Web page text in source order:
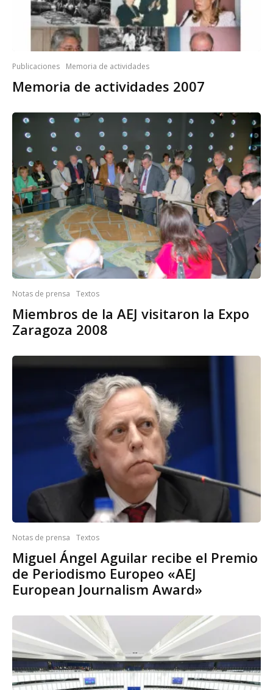
Publicaciones Memoria de actividades
Memoria de actividades 2007
Notas de prensa Textos
Miembros de la AEJ visitaron la Expo
Zaragoza 2008
Notas de prensa Textos
Miguel Ángel Aguilar recibe el Premio
de Periodismo Europeo «AEJ
European Journalism Award»